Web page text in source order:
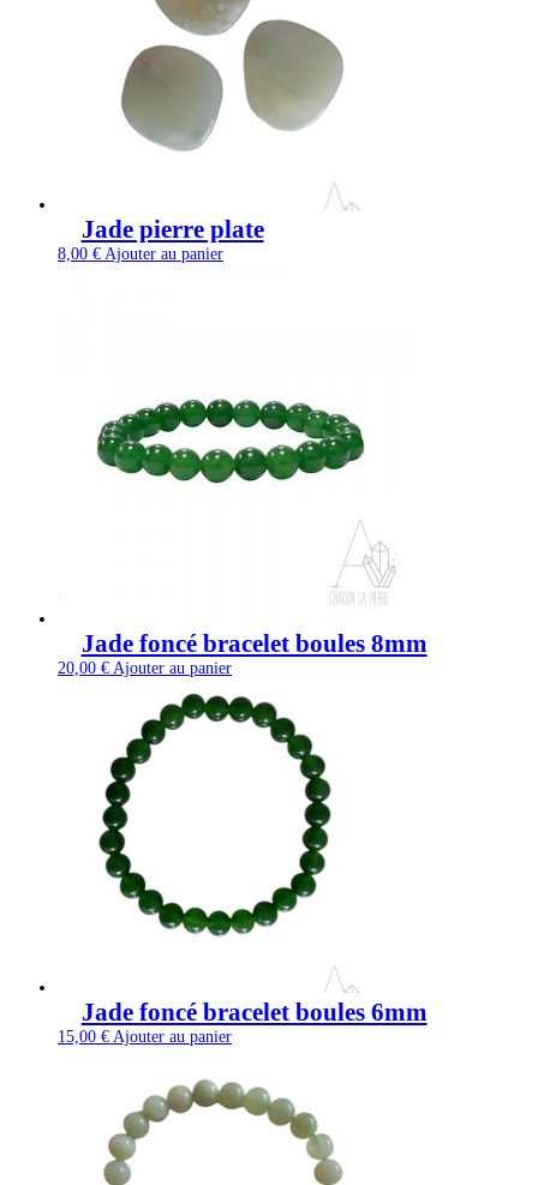
Jade pierre plate
8,00 € Ajouter au panier
Jade foncé bracelet boules 8mm
20,00 € Ajouter au panier
Jade foncé bracelet boules 6mm
15,00 € Ajouter au panier